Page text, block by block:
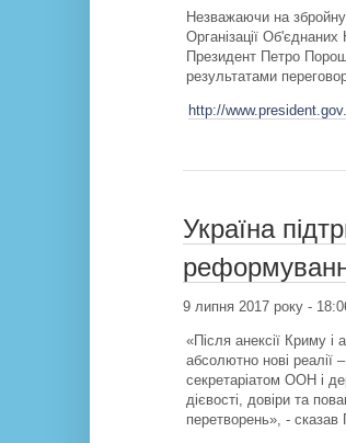
Незважаючи на
Організації
Президент Петро
результатами
http://
Україна
9 липня 2017 року -
«Після анексії Криму
абсолютно нові реалії
секретаріатом ООН і
дієвості, довіри та
перетворень», -